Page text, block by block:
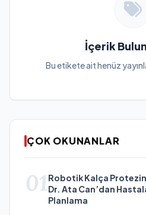
İçerik
Bu etikete ait henüz
ÇOK OKUNANLAR
01 Robotik Kalça
Dr. Ata Can’dan
Planlama